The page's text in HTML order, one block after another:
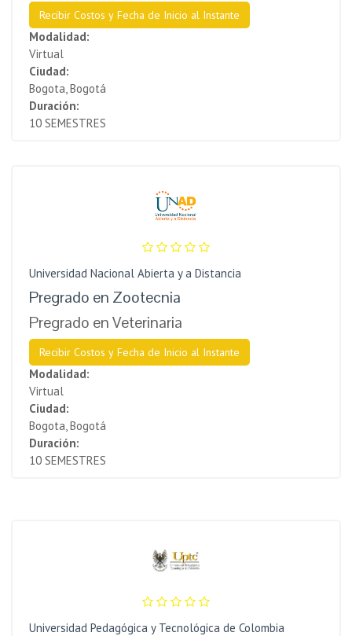
Recibir Costos y Fecha de Inicio al Instante
Modalidad:
Virtual
Ciudad:
Bogota, Bogotá
Duración:
10 SEMESTRES
Universidad Nacional Abierta y a Distancia
Pregrado en Zootecnia
Pregrado en Veterinaria
Recibir Costos y Fecha de Inicio al Instante
Modalidad:
Virtual
Ciudad:
Bogota, Bogotá
Duración:
10 SEMESTRES
Universidad Pedagógica y Tecnológica de Colombia